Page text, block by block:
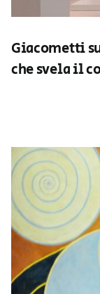
Giacometti
che svela il